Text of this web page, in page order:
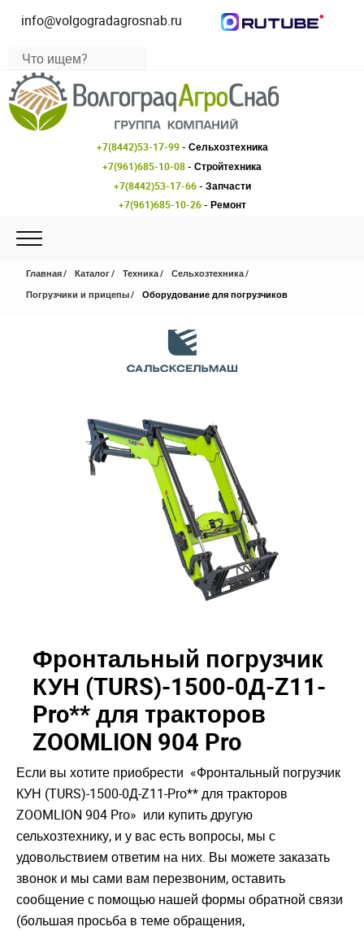
info@volgogradagrosnab.ru
+7(8442)53-17-99- Сельхозтехника
+7(961)685-10-08- Стройтехника
+7(8442)53-17-66- Запчасти
+7(961)685-10-26- Ремонт
Главная Каталог Техника
Сельхозтехника
Погрузчики и прицепы
Оборудование для погрузчиков
Фронтальный погрузчик
КУН (TURS)-1500-0Д-Z11-
Pro** для тракторов
ZOOMLION 904 Pro
Если вы хотите приобрести «Фронтальный погрузчик
КУН (TURS)-1500-0Д-Z11-Pro** для тракторов
ZOOMLION 904 Pro» или купить другую
сельхозтехнику, и у вас есть вопросы, мы с
удовольствием ответим на них. Вы можете заказать
звонок и мы сами вам перезвоним, оставить
сообщение с помощью нашей формы обратной связи
(большая просьба в теме обращения,